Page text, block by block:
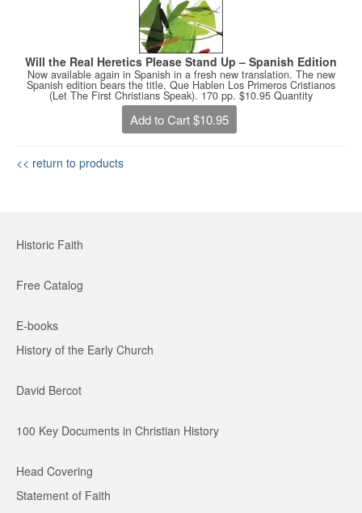
Will the Real Heretics Please Stand Up – Spanish Edition
Now available again in Spanish in a fresh new translation. The new
Spanish edition bears the title, Que Hablen Los Primeros Cristianos
(Let The First Christians Speak). 170 pp. $10.95 Quantity
Add to Cart $10.95
<< return to products
Historic Faith
Free Catalog
E-books
History of the Early Church
David Bercot
100 Key Documents in Christian History
Head Covering
Statement of Faith